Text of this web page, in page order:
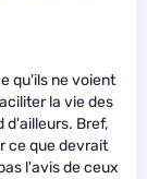
qu'ils ne voient
la vie des
d'ailleurs. Bref,
ce que devrait
l'avis de ceux